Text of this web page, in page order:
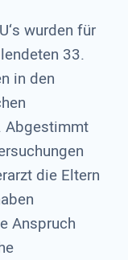
wurden für
33.
in den
Abgestimmt
die Eltern
Anspruch